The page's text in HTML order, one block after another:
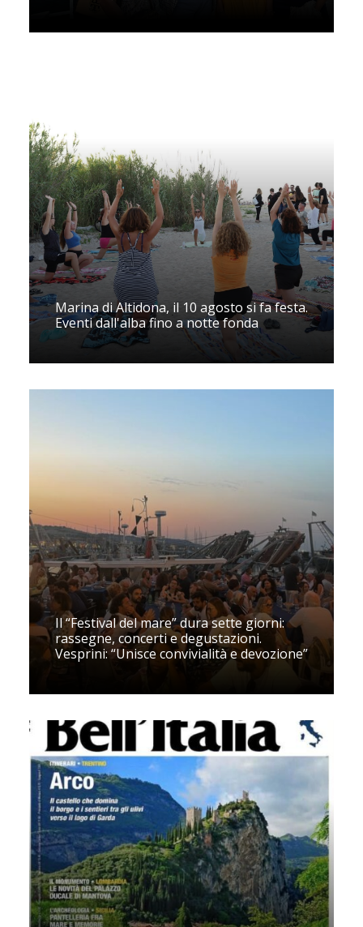
Marina di Altidona, il 10 agosto si fa festa.
Eventi dall'alba fino a notte fonda
Il “Festival del mare” dura sette giorni:
rassegne, concerti e degustazioni.
Vesprini: “Unisce convivialità e devozione”